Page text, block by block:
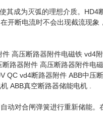
其成为灭弧的理想介质。HD4
开断电流时不会出现截流现
高压断路器附件电磁铁 vd4
路器附件 高压断路器附件电
QC vd4断路器附件 ABB中压
ABB真空断路器储能电机 .
动对合闸弹簧进行重新储能